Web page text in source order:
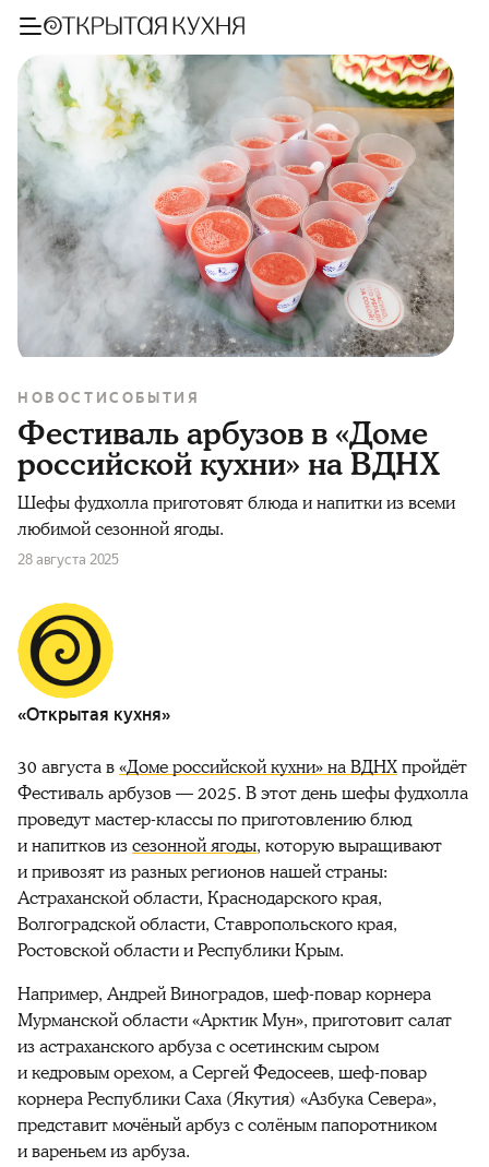
НОВОСТИСОБЫТИЯ
Фестиваль арбузов в «Доме
российской кухни» на ВДНХ
Шефы фудхолла приготовят блюда и напитки из всеми
любимой сезонной ягоды.
28 августа 2025
«Открытая кухня»
30 августа в«Доме российской кухни» на ВДНХпройдёт
Фестиваль арбузов — 2025. В этот день шефы фудхолла
проведут мастер-классы по приготовлению блюд
и напитков изсезонной ягоды, которую выращивают
и привозят из разных регионов нашей страны:
Астраханской области, Краснодарского края,
Волгоградской области, Ставропольского края,
Ростовской области и Республики Крым.
Например, Андрей Виноградов, шеф-повар корнера
Мурманской области «Арктик Мун», приготовит салат
из астраханского арбуза с осетинским сыром
и кедровым орехом, а Сергей Федосеев, шеф-повар
корнера Республики Саха (Якутия) «Азбука Севера»,
представит мочёный арбуз с солёным папоротником
и вареньем из арбуза.